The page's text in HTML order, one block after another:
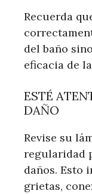
Recuerda
del baño
eficacia de
ESTÉ
DAÑO
Revise su
regularidad
daños. Esto
grietas,